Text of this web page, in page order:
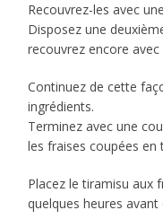
Recouvrez-les avec
Disposez une
recouvrez encore
Continuez de cette
ingrédients.
Terminez avec une
les fraises coupées en
Placez le tiramisu aux
quelques heures avant